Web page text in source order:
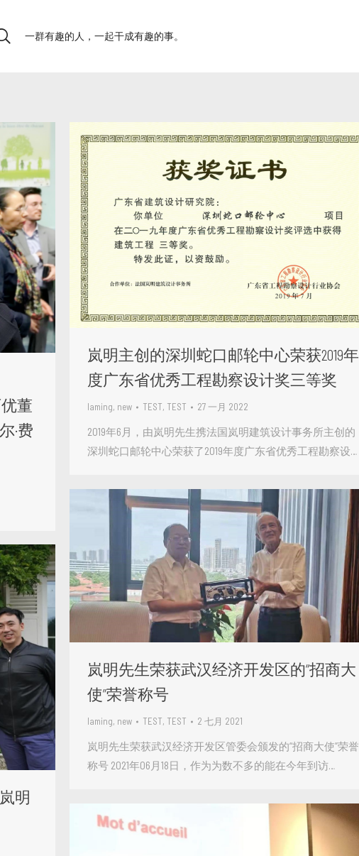
一群有趣的人，一起干成有趣的事。
优董
·费
岚明主创的深圳蛇口邮轮中心荣获2019年
度广东省优秀工程勘察设计奖三等奖
laming, new TEST, TEST 27 一月 2022
2019年6月，由岚明先生携法国岚明建筑设计事务所主创的
深圳蛇口邮轮中心荣获了2019年度广东省优秀工程勘察设…
岚明先生荣获武汉经济开发区的“招商大
使”荣誉称号
laming, new TEST, TEST 2 七月 2021
岚明先生荣获武汉经济开发区管委会颁发的“招商大使”荣誉
称号 2021年06月18日，作为为数不多的能在今年到访…
明